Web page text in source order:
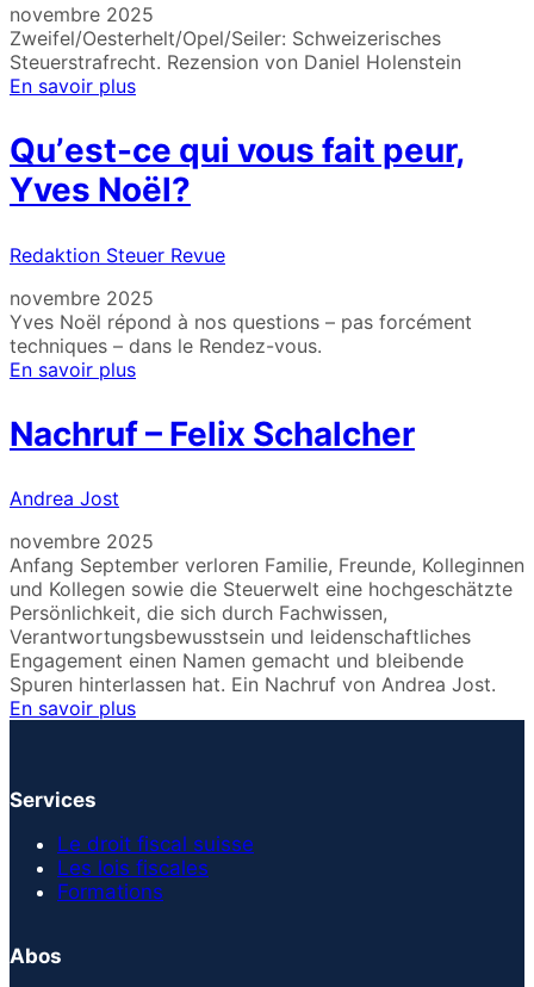
novembre 2025
Zweifel/Oesterhelt/Opel/Seiler: Schweizerisches
Steuerstrafrecht. Rezension von Daniel Holenstein
En savoir plus
Quʼest-ce qui vous fait peur,
Yves Noël?
Redaktion Steuer Revue
novembre 2025
Yves Noël répond à nos questions – pas forcément
techniques – dans le Rendez-vous.
En savoir plus
Nachruf – Felix Schalcher
Andrea Jost
novembre 2025
Anfang September verloren Familie, Freunde, Kolleginnen
und Kollegen sowie die Steuerwelt eine hochgeschätzte
Persönlichkeit, die sich durch Fachwissen,
Verantwortungsbewusstsein und leidenschaftliches
Engagement einen Namen gemacht und bleibende
Spuren hinterlassen hat. Ein Nachruf von Andrea Jost.
En savoir plus
Services
Le droit fiscal suisse
Les lois fiscales
Formations
Abos